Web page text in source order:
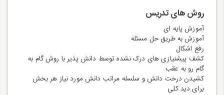
روش های تدریس
آموزش پایه ای
آموزش به طریق حل مسئله
رفع اشکال
کشف پیشنیازی های درک نشده توسط دانش پذیر با روش گام به
گام رو به عقب
کشیدن درخت دانش و سلسله مراتب دانش مورد نیاز هر بخش
برای دید کلی